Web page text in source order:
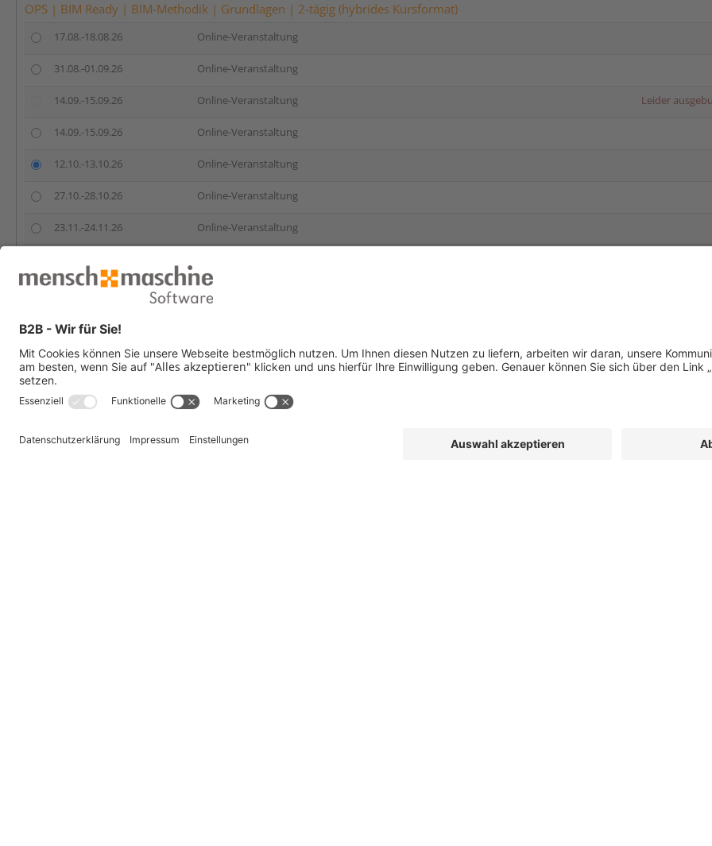
OPS | BIM Ready | BIM-Methodik | Grundlagen | 2-tägig (hybrides Kursformat)
17.08.-18.08.26 Online-Veranstaltung
31.08.-01.09.26 Online-Veranstaltung
14.09.-15.09.26 Online-Veranstaltung Leider
14.09.-15.09.26 Online-Veranstaltung
12.10.-13.10.26 Online-Veranstaltung
27.10.-28.10.26 Online-Veranstaltung
23.11.-24.11.26 Online-Veranstaltung